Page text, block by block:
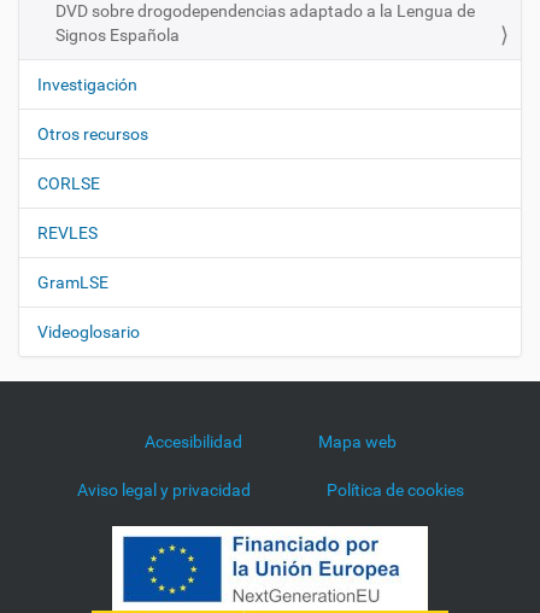
DVD sobre drogodependencias adaptado a la Lengua de
Signos Española
Investigación
Otros recursos
CORLSE
REVLES
GramLSE
Videoglosario
Accesibilidad Mapa web
Aviso legal y privacidad Política de cookies